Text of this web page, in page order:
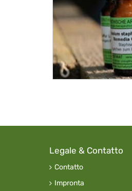
Legale & Contatto
Contatto
Impronta